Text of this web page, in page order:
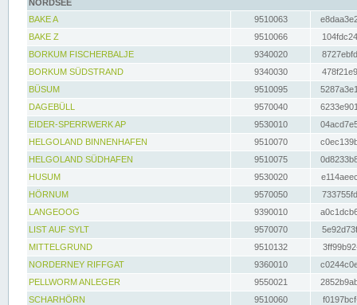
NORDSEE
BAKE A
9510063
BAKE Z
9510066
BORKUM FISCHERBALJE
9340020
BORKUM SÜDSTRAND
9340030
BÜSUM
9510095
DAGEBÜLL
9570040
EIDER-SPERRWERK AP
9530010
HELGOLAND BINNENHAFEN
9510070
HELGOLAND SÜDHAFEN
9510075
HUSUM
9530020
HÖRNUM
9570050
LANGEOOG
9390010
LIST AUF SYLT
9570070
MITTELGRUND
9510132
NORDERNEY RIFFGAT
9360010
PELLWORM ANLEGER
9550021
SCHARHÖRN
9510060